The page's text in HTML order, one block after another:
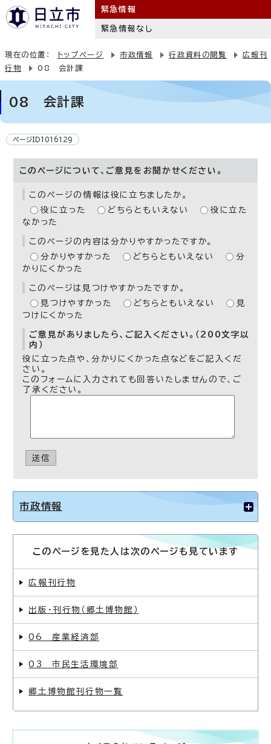
緊急情報
緊急情報なし
現在の位置： トップページ 市政情報 行政資料の閲覧
広報刊
行物
08 会計課
08 会計課
ページID1016129
このページについて、ご意見をお聞かせください。
このページの情報は役に立ちましたか。
役に立った
どちらともいえない
役に立た
なかった
このページの内容は分かりやすかったですか。
分かりやすかった
どちらともいえない
分
かりにくかった
このページは見つけやすかったですか。
見つけやすかった
どちらともいえない
見
つけにくかった
ご意見がありましたら、ご記入ください。（200文字以
内）
役に立った点や、分かりにくかった点などをご記入くだ
さい。
このフォームに入力されても回答いたしませんので、ご
了承ください。
送信
市政情報
このページを見た人は次のページも見ています
広報刊行物
出版・刊行物（郷土博物館）
06 産業経済部
03 市民生活環境部
郷土博物館刊行物一覧